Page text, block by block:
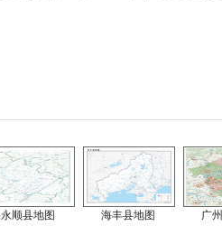
永顺县地图 海丰县地图 广